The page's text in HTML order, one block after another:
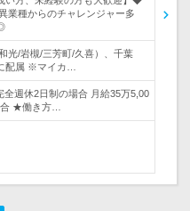
業種からのチャレンジャー多
光/岩槻/三芳町/久喜）、千葉
配属 ※マイカ…
週休2日制の場合 月給35万5,00
★働き方…